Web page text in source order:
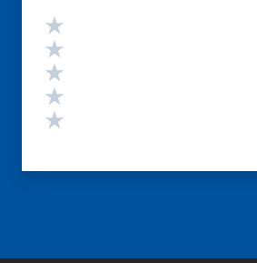
Valutazione